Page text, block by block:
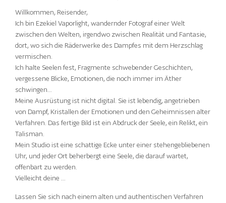
Willkommen, Reisender,
Ich bin Ezekiel Vaporlight, wandernder Fotograf einer Welt
zwischen den Welten, irgendwo zwischen Realität und Fantasie,
dort, wo sich die Räderwerke des Dampfes mit dem Herzschlag
vermischen.
Ich halte Seelen fest, Fragmente schwebender Geschichten,
vergessene Blicke, Emotionen, die noch immer im Äther
schwingen…
Meine Ausrüstung ist nicht digital. Sie ist lebendig, angetrieben
von Dampf, Kristallen der Emotionen und den Geheimnissen alter
Verfahren. Das fertige Bild ist ein Abdruck der Seele, ein Relikt, ein
Talisman.
Mein Studio ist eine schattige Ecke unter einer stehengebliebenen
Uhr, und jeder Ort beherbergt eine Seele, die darauf wartet,
offenbart zu werden.
Vielleicht deine …
Lassen Sie sich nach einem alten und authentischen Verfahren